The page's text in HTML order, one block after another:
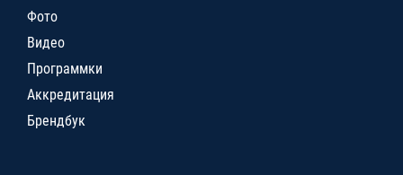
Фото
Видео
Программки
Аккредитация
Брендбук